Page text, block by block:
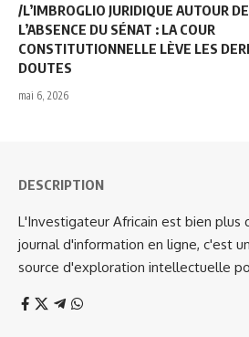
/L’IMBROGLIO JURIDIQUE AUTOUR DE
L’ABSENCE DU SÉNAT : LA COUR
CONSTITUTIONNELLE LÈVE LES
DOUTES
mai 6, 2026
DESCRIPTION
L'Investigateur Africain est bien plus
journal d'information en ligne, c'est
source d'exploration intellectuelle